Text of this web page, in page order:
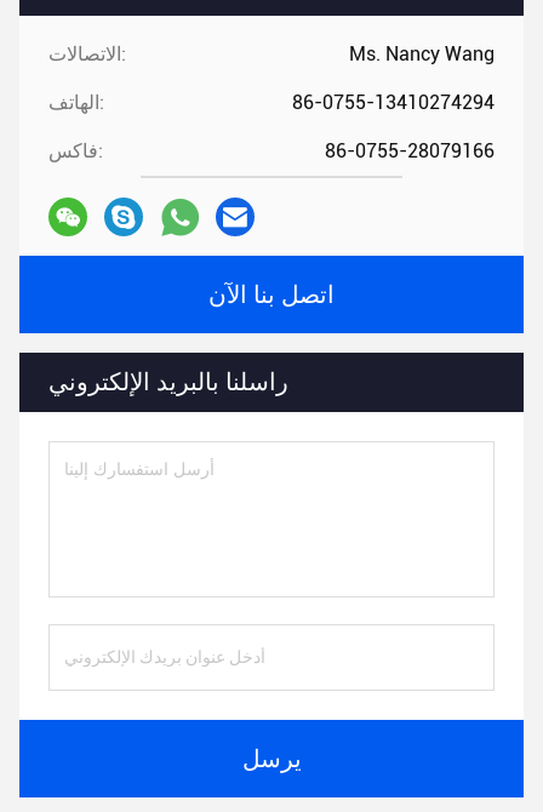
الاتصالات: Ms. Nancy Wang
الهاتف: 86-0755-13410274294
فاكس: 86-0755-28079166
اتصل بنا الآن
راسلنا بالبريد الإلكتروني
يرسل